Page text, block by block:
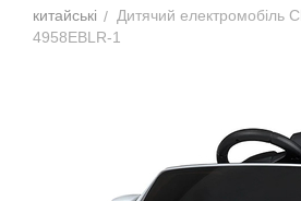
китайські / Дитячий електромобіль
4958EBLR-1